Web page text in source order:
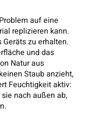
auf eine
replizieren kann.
zu erhalten.
und das
Natur aus
Staub anzieht,
Feuchtigkeit aktiv:
nach außen ab,